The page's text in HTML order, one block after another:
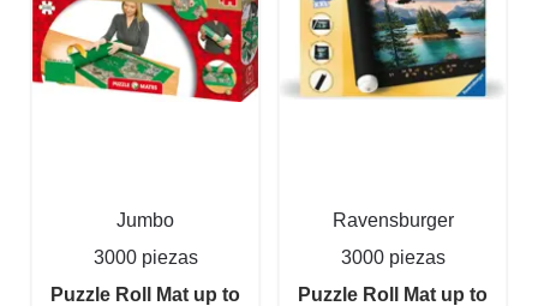
Jumbo
3000 piezas
Puzzle Roll Mat up to
Ravensburger
3000 piezas
Puzzle Roll Mat up to